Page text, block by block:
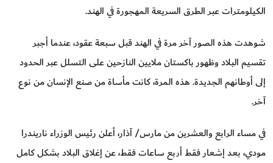
الكيلومترات عبر الطرق السريعة المهجورة في الهند.
شوهدت هذه الصور آخر مرة في الهند قبل سبعة عقود، عندما أجبر
تقسيم البلاد وظهور باكستان ملايين النازحين على التسلل عبر الحدود
إلى أوطانهم الجديدة. هذه المرة، كانت مأساة من صنع الإنسان من نوع
آخر.
في مساء الرابع والعشرين من مارس/ آذار، أعلن رئيس الوزراء ناريندرا
مودي، بعد إشعار فقط أربع ساعات فقط، عن إغلاق البلاد بشكل كامل